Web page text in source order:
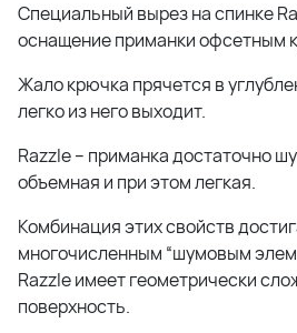
Специальный вырез на спинке
оснащение приманки офсетным
Жало крючка прячется в
легко из него выходит.
Razzle – приманка достаточно
объемная и при этом легкая.
Комбинация этих свойств
многочисленным “шумовым
Razzle имеет геометрически
поверхность.